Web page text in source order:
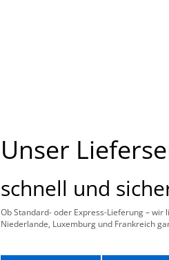
Unser
schnell und
Ob Standard- oder Express-Lieferung –
Niederlande, Luxemburg und Frankreich